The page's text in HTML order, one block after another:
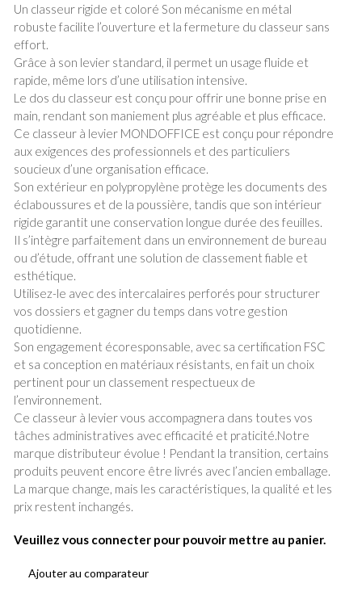
Un classeur rigide et coloré Son mécanisme en métal
robuste facilite l’ouverture et la fermeture du classeur sans
effort.
Grâce à son levier standard, il permet un usage fluide et
rapide, même lors d’une utilisation intensive.
Le dos du classeur est conçu pour offrir une bonne prise en
main, rendant son maniement plus agréable et plus efficace.
Ce classeur à levier MONDOFFICE est conçu pour répondre
aux exigences des professionnels et des particuliers
soucieux d’une organisation efficace.
Son extérieur en polypropylène protège les documents des
éclaboussures et de la poussière, tandis que son intérieur
rigide garantit une conservation longue durée des feuilles.
Il s’intègre parfaitement dans un environnement de bureau
ou d’étude, offrant une solution de classement fiable et
esthétique.
Utilisez-le avec des intercalaires perforés pour structurer
vos dossiers et gagner du temps dans votre gestion
quotidienne.
Son engagement écoresponsable, avec sa certification FSC
et sa conception en matériaux résistants, en fait un choix
pertinent pour un classement respectueux de
l’environnement.
Ce classeur à levier vous accompagnera dans toutes vos
tâches administratives avec efficacité et praticité.Notre
marque distributeur évolue ! Pendant la transition, certains
produits peuvent encore être livrés avec l’ancien emballage.
La marque change, mais les caractéristiques, la qualité et les
prix restent inchangés.
Veuillez vous connecter pour pouvoir mettre au panier.
Ajouter au comparateur